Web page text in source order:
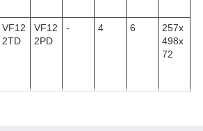
VF12
2TD
VF12
2PD
- 4 6
257x
498x
72